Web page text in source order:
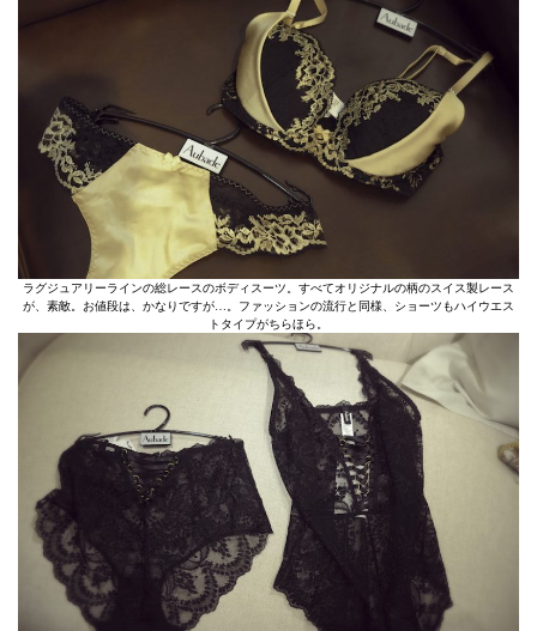
ラグジュアリーラインの総レースのボディスーツ。すべてオリジナルの柄のスイス製レース
が、素敵。お値段は、かなりですが…。ファッションの流行と同様、ショーツもハイウエス
トタイプがちらほら。